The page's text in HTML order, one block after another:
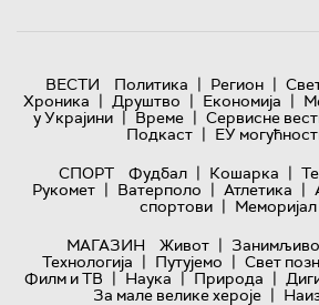
ВЕСТИ Политика | Регион |
Хроника | Друштво | Економија |
у Украјини | Време | Сервисне
Подкаст | ЕУ
СПОРТ
Фудбал | Кошарка |
Рукомет | Ватерполо | Атлетика |
спортови |
МАГАЗИН
Живот |
Технологијa | Путујемо | Свет
Филм и ТВ | Наука | Природа |
За мале велике хероје |